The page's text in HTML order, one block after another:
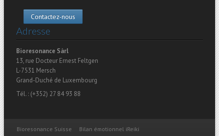
Contactez-nous
Adresse
Bioresonance Sàrl
13, rue Docteur Ernest Feltgen
L-7531 Mersch
Grand-Duché de Luxembourg
Tél. : (+352) 27 84 93 88
Bioresonance Suisse Bilan émotionnel iReiki